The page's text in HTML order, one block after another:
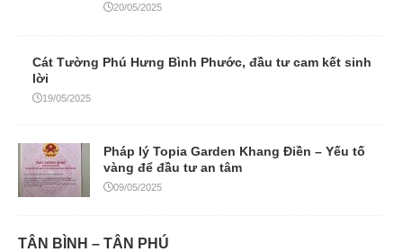
20/05/2025
Cát Tường Phú Hưng Bình Phước, đầu tư cam kết sinh
lời
19/05/2025
Pháp lý Topia Garden Khang Điền – Yếu tố
vàng để đầu tư an tâm
09/05/2025
TÂN BÌNH – TÂN PHÚ